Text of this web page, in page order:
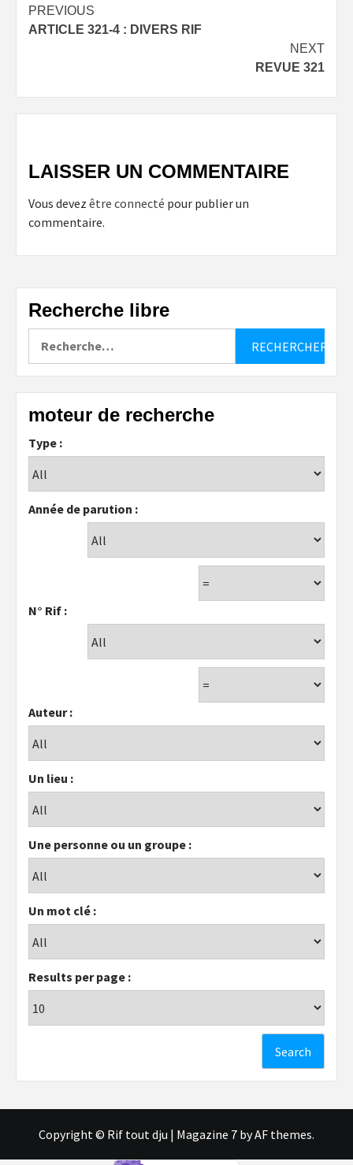
Post
navigation
PREVIOUS
ARTICLE 321-4 : DIVERS RIF
NEXT
REVUE 321
LAISSER UN COMMENTAIRE
Vous devez être connecté pour publier un
commentaire.
Recherche libre
moteur de recherche
Type :
Année de parution :
N° Rif :
Auteur :
Un lieu :
Une personne ou un groupe :
Un mot clé :
Results per page :
Copyright © Rif tout dju | Magazine 7 by AF themes.